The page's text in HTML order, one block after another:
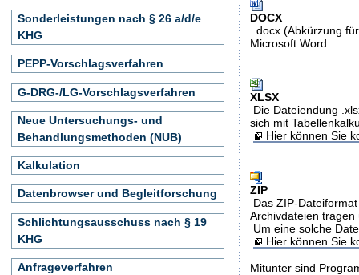
DOCX
.docx (Abkürzung
Microsoft Word.
XLSX
Die Dateiendung
sich mit
Hier können Sie
ZIP
Das ZIP-
Archivdateien
Um eine solche
Hier können Sie
Mitunter sind
Sonderleistungen nach § 26 a/d/e
KHG
PEPP-Vorschlagsverfahren
G-DRG-/LG-Vorschlagsverfahren
Neue Untersuchungs- und
Behandlungsmethoden (NUB)
Kalkulation
Datenbrowser und Begleitforschung
Schlichtungsausschuss nach § 19
KHG
Anfrageverfahren